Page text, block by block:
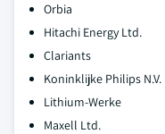
Orbia
Hitachi Energy Ltd.
Clariants
Koninklijke Philips N.V.
Lithium-Werke
Maxell Ltd.